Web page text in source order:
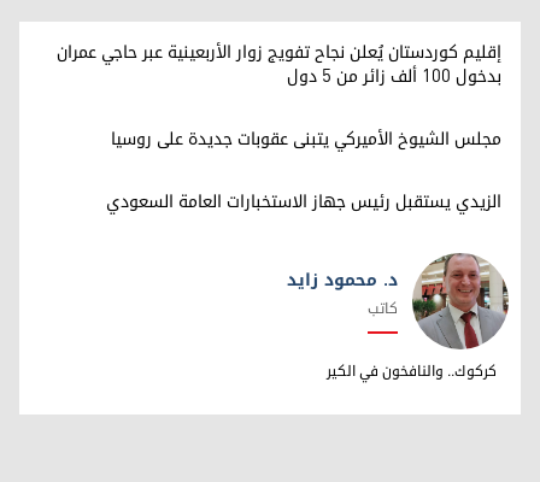
إقليم كوردستان يُعلن نجاح تفويج زوار الأربعينية عبر حاجي عمران
بدخول 100 ألف زائر من 5 دول
مجلس الشيوخ الأميركي يتبنى عقوبات جديدة على روسيا
الزيدي يستقبل رئيس جهاز الاستخبارات العامة السعودي
د. محمود زايد
د. محمود زايد
كاتب
كركوك.. والنافخون في الكير